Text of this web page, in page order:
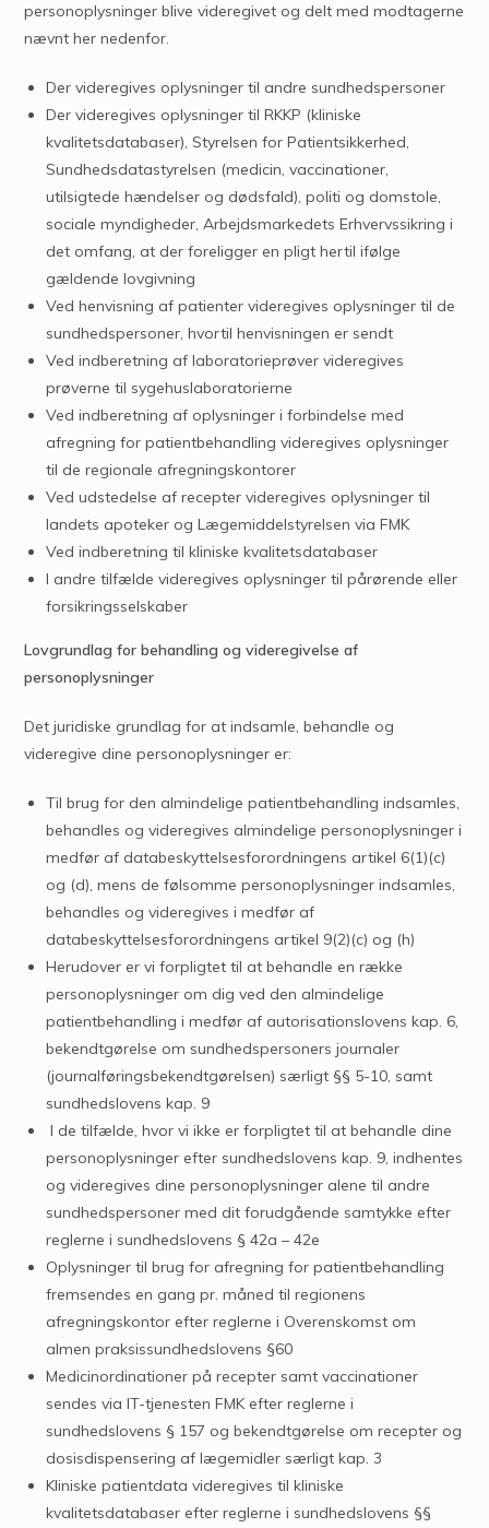
personoplysninger blive videregivet og delt med modtagerne
nævnt her nedenfor.
Der videregives oplysninger til andre sundhedspersoner
Der videregives oplysninger til RKKP (kliniske
kvalitetsdatabaser), Styrelsen for Patientsikkerhed,
Sundhedsdatastyrelsen (medicin, vaccinationer,
utilsigtede hændelser og dødsfald), politi og domstole,
sociale myndigheder, Arbejdsmarkedets Erhvervssikring i
det omfang, at der foreligger en pligt hertil ifølge
gældende lovgivning
Ved henvisning af patienter videregives oplysninger til de
sundhedspersoner, hvortil henvisningen er sendt
Ved indberetning af laboratorieprøver videregives
prøverne til sygehuslaboratorierne
Ved indberetning af oplysninger i forbindelse med
afregning for patientbehandling videregives oplysninger
til de regionale afregningskontorer
Ved udstedelse af recepter videregives oplysninger til
landets apoteker og Lægemiddelstyrelsen via FMK
Ved indberetning til kliniske kvalitetsdatabaser
I andre tilfælde videregives oplysninger til pårørende eller
forsikringsselskaber
Lovgrundlag for behandling og videregivelse af
personoplysninger
Det juridiske grundlag for at indsamle, behandle og
videregive dine personoplysninger er:
Til brug for den almindelige patientbehandling indsamles,
behandles og videregives almindelige personoplysninger i
medfør af databeskyttelsesforordningens artikel 6(1)(c)
og (d), mens de følsomme personoplysninger indsamles,
behandles og videregives i medfør af
databeskyttelsesforordningens artikel 9(2)(c) og (h)
Herudover er vi forpligtet til at behandle en række
personoplysninger om dig ved den almindelige
patientbehandling i medfør af autorisationslovens kap. 6,
bekendtgørelse om sundhedspersoners journaler
(journalføringsbekendtgørelsen) særligt §§ 5-10, samt
sundhedslovens kap. 9
I de tilfælde, hvor vi ikke er forpligtet til at behandle dine
personoplysninger efter sundhedslovens kap. 9, indhentes
og videregives dine personoplysninger alene til andre
sundhedspersoner med dit forudgående samtykke efter
reglerne i sundhedslovens § 42a – 42e
Oplysninger til brug for afregning for patientbehandling
fremsendes en gang pr. måned til regionens
afregningskontor efter reglerne i Overenskomst om
almen praksissundhedslovens §60
Medicinordinationer på recepter samt vaccinationer
sendes via IT-tjenesten FMK efter reglerne i
sundhedslovens § 157 og bekendtgørelse om recepter og
dosisdispensering af lægemidler særligt kap. 3
Kliniske patientdata videregives til kliniske
kvalitetsdatabaser efter reglerne i sundhedslovens §§